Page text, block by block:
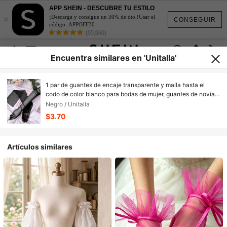
CONSEGUIR
×
APP SHEIN - DESCUBRE TU ESTILO
¡Descarga y consigue un 30% de dto.!Usar el
código: APPOFF30
(95,960)
Encuentra similares en 'Unitalla'
1 par de guantes de encaje transparente y malla hasta el
codo de color blanco para bodas de mujer, guantes de novia
de tul fino y sólido para fiestas de noche, ropa de otoño para
mujer
Negro / Unitalla
$3.70
Artículos similares